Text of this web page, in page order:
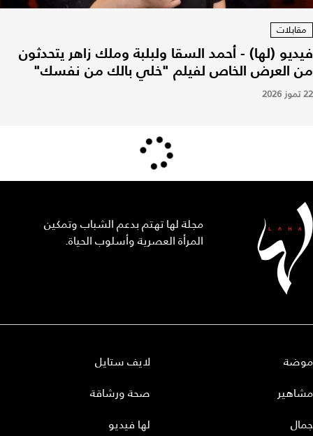
مقابلات
فيديو (لها) - أحمد السقا ولبلبة وملك زاهر يتحدثون
من العرض الخاص لفيلم "خلي بالك من نفسك"
22 تموز 2026
مجلة لها تهتم بدعم الشباب وتمكين
المرأة العصرية وأسلوب الحياة.
موضة
مشاهير
جمال
لايف ستايل
صحة ورشاقة
لها فيديو